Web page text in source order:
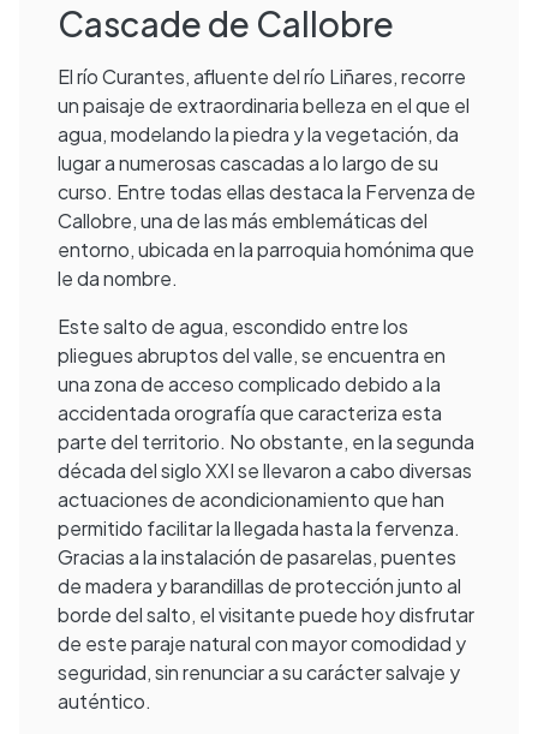
Cascade de Callobre
El río Curantes, afluente del río Liñares, recorre
un paisaje de extraordinaria belleza en el que el
agua, modelando la piedra y la vegetación, da
lugar a numerosas cascadas a lo largo de su
curso. Entre todas ellas destaca la Fervenza de
Callobre, una de las más emblemáticas del
entorno, ubicada en la parroquia homónima que
le da nombre.
Este salto de agua, escondido entre los
pliegues abruptos del valle, se encuentra en
una zona de acceso complicado debido a la
accidentada orografía que caracteriza esta
parte del territorio. No obstante, en la segunda
década del siglo XXI se llevaron a cabo diversas
actuaciones de acondicionamiento que han
permitido facilitar la llegada hasta la fervenza.
Gracias a la instalación de pasarelas, puentes
de madera y barandillas de protección junto al
borde del salto, el visitante puede hoy disfrutar
de este paraje natural con mayor comodidad y
seguridad, sin renunciar a su carácter salvaje y
auténtico.